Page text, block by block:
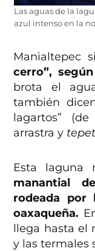
Las aguas de la
azul intenso en la
Manialtepec
cerro”,
brota el
también
lagartos” (de
arrastra y
Esta laguna
manantial
rodeada por
oaxaqueña.
llega hasta el
y las termales